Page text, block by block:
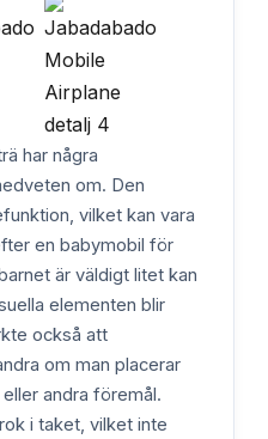
har några
om. Den
vilket kan vara
en babymobil för
är väldigt litet kan
elementen blir
också att
om man placerar
andra föremål.
i taket, vilket inte